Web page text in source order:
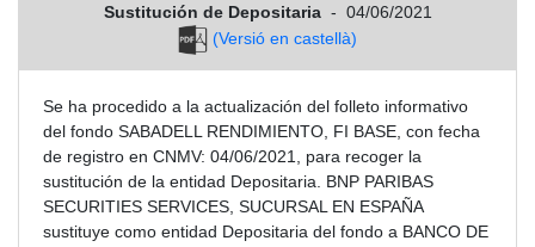
Sustitución de Depositaria - 04/06/2021
(Versió en castellà)
Se ha procedido a la actualización del folleto informativo
del fondo SABADELL RENDIMIENTO, FI BASE, con fecha
de registro en CNMV: 04/06/2021, para recoger la
sustitución de la entidad Depositaria. BNP PARIBAS
SECURITIES SERVICES, SUCURSAL EN ESPAÑA
sustituye como entidad Depositaria del fondo a BANCO DE